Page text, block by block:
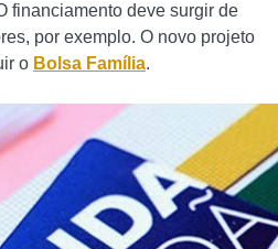
financiamento deve surgir de
por exemplo. O novo projeto
o Bolsa Família.